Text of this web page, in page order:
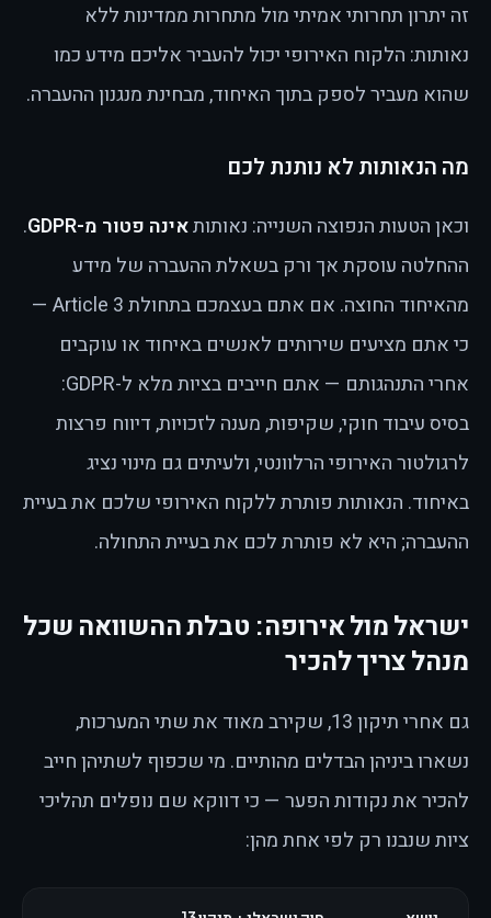
זה יתרון תחרותי אמיתי מול מתחרות ממדינות ללא
נאותות: הלקוח האירופי יכול להעביר אליכם מידע כמו
שהוא מעביר לספק בתוך האיחוד, מבחינת מנגנון ההעברה.
מה הנאותות לא נותנת לכם
וכאן הטעות הנפוצה השנייה: נאותותאינה פטור מ-GDPR
.
ההחלטה עוסקת אך ורק בשאלת ההעברה של מידע
מהאיחוד החוצה. אם אתם בעצמכם בתחולת Article 3 —
כי אתם מציעים שירותים לאנשים באיחוד או עוקבים
אחרי התנהגותם — אתם חייבים בציות מלא ל-GDPR:
בסיס עיבוד חוקי, שקיפות, מענה לזכויות, דיווח פרצות
לרגולטור האירופי הרלוונטי, ולעיתים גם מינוי נציג
באיחוד. הנאותות פותרת ללקוח האירופי שלכם את בעיית
ההעברה; היא לא פותרת לכם את בעיית התחולה.
ישראל מול אירופה: טבלת ההשוואה שכל
מנהל צריך להכיר
גם אחרי תיקון 13, שקירב מאוד את שתי המערכות,
נשארו ביניהן הבדלים מהותיים. מי שכפוף לשתיהן חייב
להכיר את נקודות הפער — כי דווקא שם נופלים תהליכי
ציות שנבנו רק לפי אחת מהן: